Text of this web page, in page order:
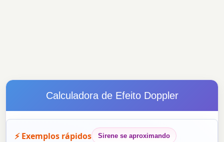
Calculadora de Efeito Doppler
⚡ Exemplos rápidos Sirene se aproximando